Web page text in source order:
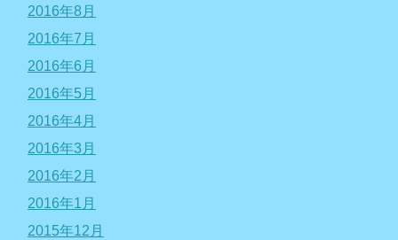
2016年8月
2016年7月
2016年6月
2016年5月
2016年4月
2016年3月
2016年2月
2016年1月
2015年12月